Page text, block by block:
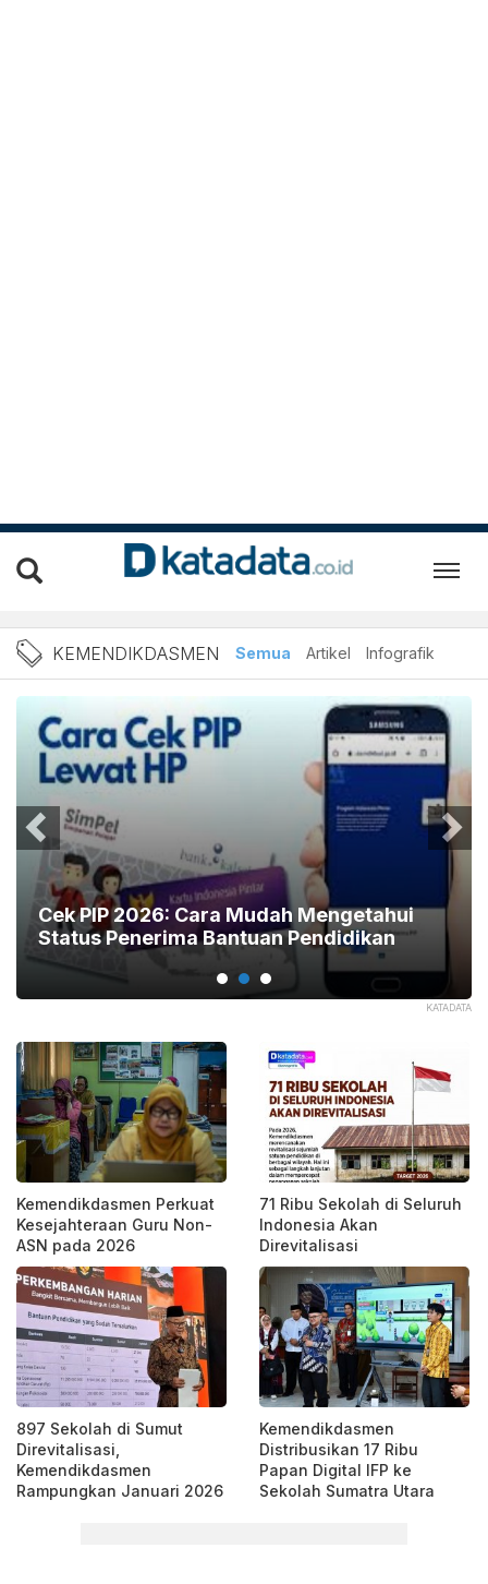
Berita Kemendikdasmen
KEMENDIKDASMEN Semua Artikel Infografik
Mengetahui
Pendidikan
INFOGRAFIK: Guru
Kepastian
Kemendikdasmen Perkuat
Kesejahteraan Guru Non-
ASN pada 2026
71 Ribu Sekolah di Seluruh
Indonesia Akan
Direvitalisasi
897 Sekolah di Sumut
Direvitalisasi,
Kemendikdasmen
Rampungkan Januari 2026
Kemendikdasmen
Distribusikan 17 Ribu
Papan Digital IFP ke
Sekolah Sumatra Utara